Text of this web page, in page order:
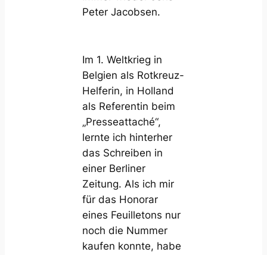
Peter Jacobsen.
Im 1. Weltkrieg in
Belgien als Rotkreuz-
Helferin, in Holland
als Referentin beim
„Presseattaché“,
lernte ich hinterher
das Schreiben in
einer Berliner
Zeitung. Als ich mir
für das Honorar
eines Feuilletons nur
noch die Nummer
kaufen konnte, habe